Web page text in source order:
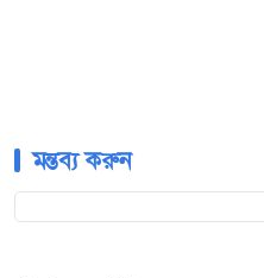
মন্তব্য করুন